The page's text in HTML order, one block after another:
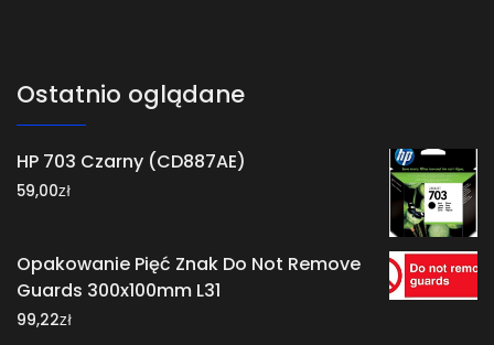
Ostatnio oglądane
HP 703 Czarny (CD887AE)
59,00zł
Opakowanie Pięć Znak Do Not Remove
Guards 300x100mm L31
99,22zł